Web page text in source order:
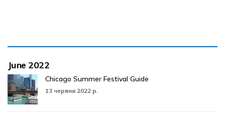
June 2022
Chicago Summer Festival Guide
13 червня 2022 р.